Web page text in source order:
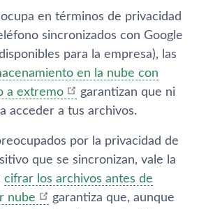
en términos de privacidad
sincronizados con Google
para la empresa), las
en la nube con
a extremo
garantizan que ni
acceder a tus archivos.
por la privacidad de
que se sincronizan, vale la
cifrar los archivos antes de
nube
garantiza que, aunque